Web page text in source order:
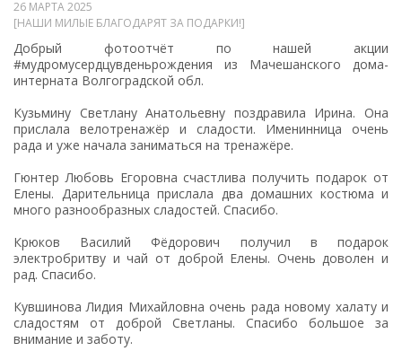
26 МАРТА 2025
[НАШИ МИЛЫЕ БЛАГОДАРЯТ ЗА ПОДАРКИ!]
Добрый фотоотчёт по нашей акции
#мудромусердцувденьрождения из Мачешанского дома-
интерната Волгоградской обл.
Кузьмину Светлану Анатольевну поздравила Ирина. Она
прислала велотренажёр и сладости. Именинница очень
рада и уже начала заниматься на тренажёре.
Гюнтер Любовь Егоровна счастлива получить подарок от
Елены. Дарительница прислала два домашних костюма и
много разнообразных сладостей. Спасибо.
Крюков Василий Фёдорович получил в подарок
электробритву и чай от доброй Елены. Очень доволен и
рад. Спасибо.
Кувшинова Лидия Михайловна очень рада новому халату и
сладостям от доброй Светланы. Спасибо большое за
внимание и заботу.